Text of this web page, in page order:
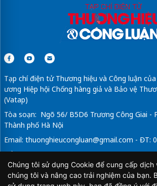
Tạp chí điện tử Thương hiệu và Công luận
ương Hiệp hội Chống hàng giả và Bảo vệ
(Vatap)
Tòa soạn: Ngõ 56/ B5D6 Trương Công Giai -
Thành phố Hà Nội
Email: thuonghieucongluan@gmail.com - ĐT:
Tổng Biên Tập: Vũ Đức Thuận
Giấy phép hoạt động báo chí điện tử số 64/
Thông tin và Truyền thông cấp ngày 21/2/
Chúng tôi sử dụng Cookie để cung cấp dịch
chúng tôi và nâng cao trải nghiệm của bạn.